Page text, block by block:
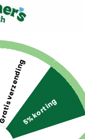
Gratis verzending5% korting